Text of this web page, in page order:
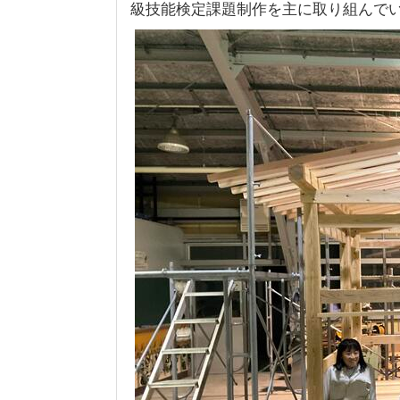
級技能検定課題制作を主に取り組んで